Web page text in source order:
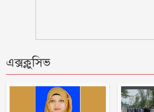
প্রতিবন্ধী কর্মীর
বহিষ্কার জামায়াত
এক্সক্লুসিভ